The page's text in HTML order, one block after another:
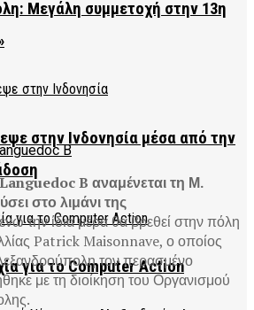
Μεγάλη συμμετοχή στην 13η
στην Ινδονησία μέσα από την
για το Computer Action
B
B αναμένεται τη Μ.
στο λιμάνι της
την ίδια μέρα θα βρεθεί στην πόλη
Patrick Maisonnave, ο οποίος
τον περασμένο
με τη διοίκηση του Οργανισμού